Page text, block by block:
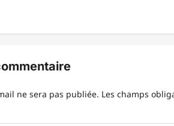
ne sera pas publiée. Les champs